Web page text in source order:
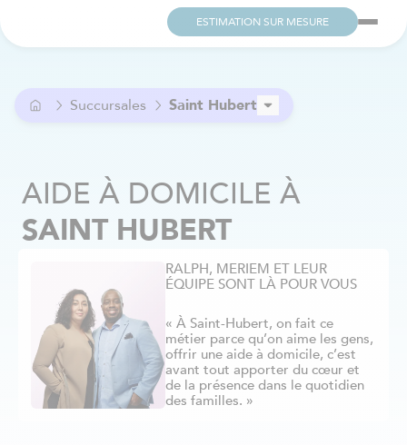
ESTIMATION SUR MESURE
Succursales Saint Hubert
Anjou
Aylmer / Pontiac
Berthier
Blainville
Boucherville
Brome-Missisquoi
Brossard
Châteauguay
AIDE À DOMICILE À
SAINT HUBERT
RALPH, MERIEM ET LEUR
ÉQUIPE SONT LÀ POUR VOUS
« À Saint-Hubert, on fait ce
métier parce qu’on aime les gens,
offrir une aide à domicile, c’est
avant tout apporter du cœur et
de la présence dans le quotidien
des familles. »